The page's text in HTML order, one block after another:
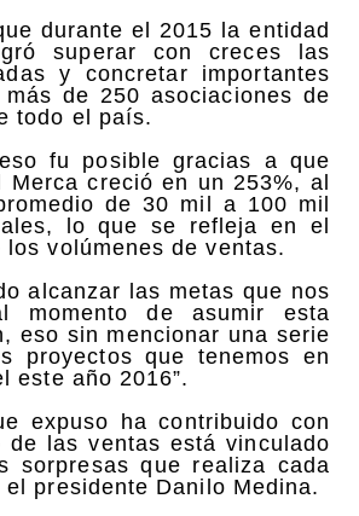
durante el 2015 la entidad
superar con creces las
y concretar importantes
de 250 asociaciones de
todo el país.
fu posible gracias a que
Merca creció en un 253%, al
de 30 mil a 100 mil
lo que se refleja en el
los volúmenes de ventas.
alcanzar las metas que nos
momento de asumir esta
eso sin mencionar una serie
proyectos que tenemos en
este año 2016”.
expuso ha contribuido con
de las ventas está vinculado
sorpresas que realiza cada
presidente Danilo Medina.